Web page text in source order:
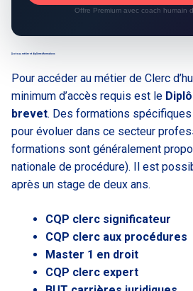
Offre Premium avec coach humain
Accès au métier et diplômes/formations
Pour accéder au métier de Clerc
minimum d’accès requis est le
brevet. Des formations
pour évoluer dans ce secteur
formations sont généralement
nationale de procédure). Il est
après un stage de deux ans.
CQP clerc significateur
CQP clerc aux procédures
Master 1 en droit
CQP clerc expert